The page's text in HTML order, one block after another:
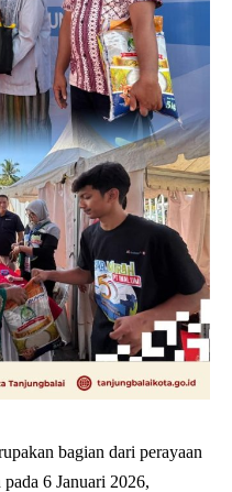
bagian dari perayaan
6 Januari 2026,